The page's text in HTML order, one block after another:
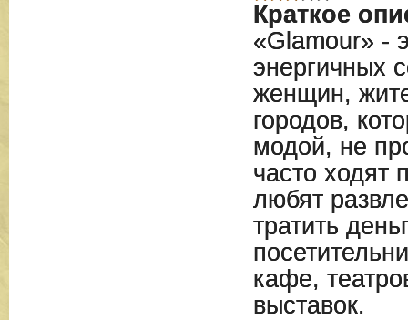
Краткое
«Glamour» -
энергичных
женщин,
городов,
модой, не
часто ходят
любят
тратить
кафе,
выставок.